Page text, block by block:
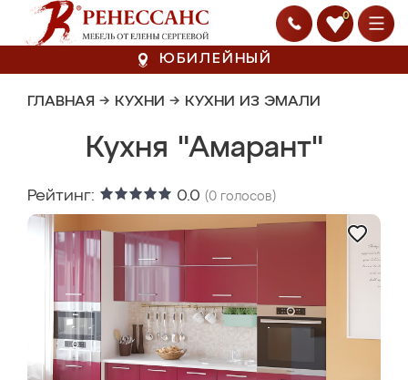
0
ЮБИЛЕЙНЫЙ
ГЛАВНАЯ → КУХНИ → КУХНИ ИЗ ЭМАЛИ
Кухня "Амарант"
Рейтинг: 0.0 (0 голосов)